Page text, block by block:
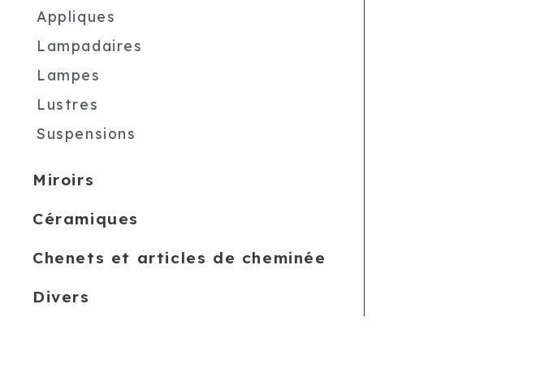
Appliques
Lampadaires
Lampes
Lustres
Suspensions
Miroirs
Céramiques
Chenets et articles de cheminée
Divers